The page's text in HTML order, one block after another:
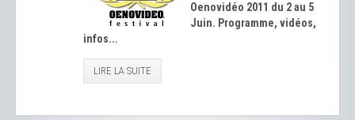
Oenovidéo 2011 du 2 au 5
Juin. Programme, vidéos,
infos...
LIRE LA SUITE